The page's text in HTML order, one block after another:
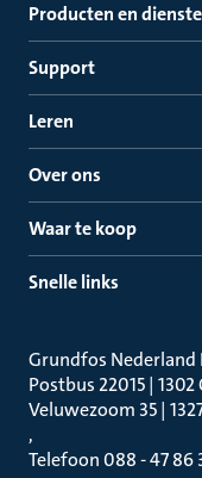
Producten en
Support
Leren
Over ons
Waar te koop
Snelle links
Grundfos Nederland
Postbus 22015 |
Veluwezoom 35 |
Telefoon 088 - 47 86